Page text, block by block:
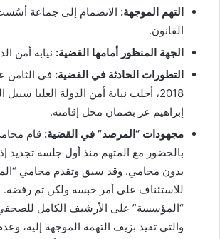
التهم الموجهة: الانضمام إلى جماعة
القانون.
الجهة المنظور أمامها القضية: نيابة أمن
التطورات الحادثة في القضية: في الثامن
2018، أخلت نيابة أمن الدولة العليا
إبراهيم عز بضمان محل إقامته.
مجهودات “المرصد” في القضية: قام
بالحضور مع المتهم منذ أول جلسة تجديد
بدون محامي. وقد سبق وتقدم محامي
للاستئناف على أمر حبسه ولكن تم
“المؤسسة” على الأرشيف الكامل للصحفي
والتي تفيد بزيف التهمة الموجهة إليه،